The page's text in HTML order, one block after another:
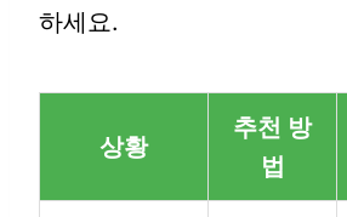
하세요.
상황
추천 방
법